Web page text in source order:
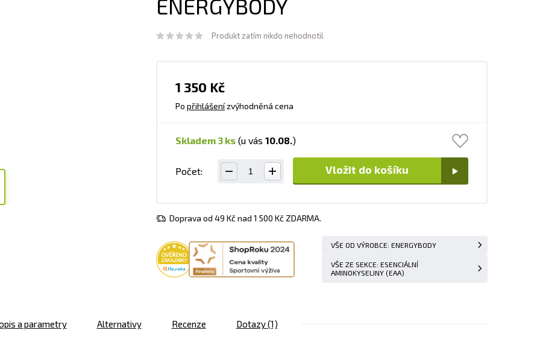
ENERGYBODY
Produkt zatím nikdo nehodnotil
1 350 Kč
Po přihlášenízvýhodněná cena
skladem 3 ks (u vás 10.08.)
Počet: Vložit do košíku
Doprava od 49 Kč nad 1 500 Kč ZDARMA.
VŠE OD VÝROBCE: ENERGYBODY
VŠE ZE SEKCE: ESENCIÁLNÍ
AMINOKYSELINY (EAA)
a parametry Alternativy Recenze Dotazy(1)